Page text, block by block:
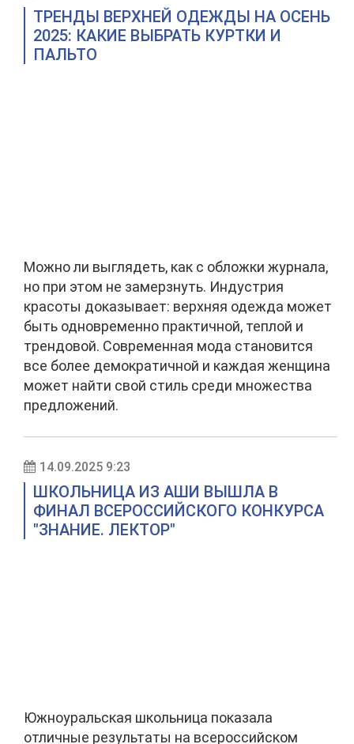
ТРЕНДЫ ВЕРХНЕЙ ОДЕЖДЫ НА ОСЕНЬ
2025: КАКИЕ ВЫБРАТЬ КУРТКИ И
ПАЛЬТО
Можно ли выглядеть, как с обложки журнала,
но при этом не замерзнуть. Индустрия
красоты доказывает: верхняя одежда может
быть одновременно практичной, теплой и
трендовой. Современная мода становится
все более демократичной и каждая женщина
может найти свой стиль среди множества
предложений.
14.09.2025 9:23
ШКОЛЬНИЦА ИЗ АШИ ВЫШЛА В
ФИНАЛ ВСЕРОССИЙСКОГО КОНКУРСА
"ЗНАНИЕ. ЛЕКТОР"
Южноуральская школьница показала
отличные результаты на всероссийском